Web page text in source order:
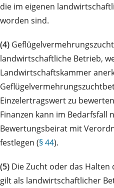
die im eigenen
worden sind.
(4)
landwirtschaftliche Betrieb,
Landwirtschaftskammer
Einzelertragswert zu
Finanzen kann im Bedarfsfall
Bewertungsbeirat mit
festlegen (§ 44).
(5) Die Zucht oder das Halten
gilt als landwirtschaftlicher